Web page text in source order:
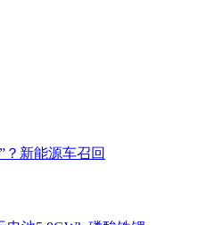
？新能源车召回